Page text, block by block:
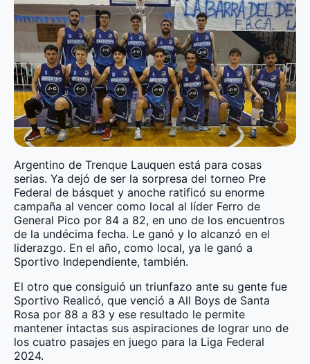
Argentino de Trenque Lauquen está para cosas
serias. Ya dejó de ser la sorpresa del torneo Pre
Federal de básquet y anoche ratificó su enorme
campaña al vencer como local al líder Ferro de
General Pico por 84 a 82, en uno de los encuentros
de la undécima fecha. Le ganó y lo alcanzó en el
liderazgo. En el año, como local, ya le ganó a
Sportivo Independiente, también.
El otro que consiguió un triunfazo ante su gente fue
Sportivo Realicó, que venció a All Boys de Santa
Rosa por 88 a 83 y ese resultado le permite
mantener intactas sus aspiraciones de lograr uno de
los cuatro pasajes en juego para la Liga Federal
2024.